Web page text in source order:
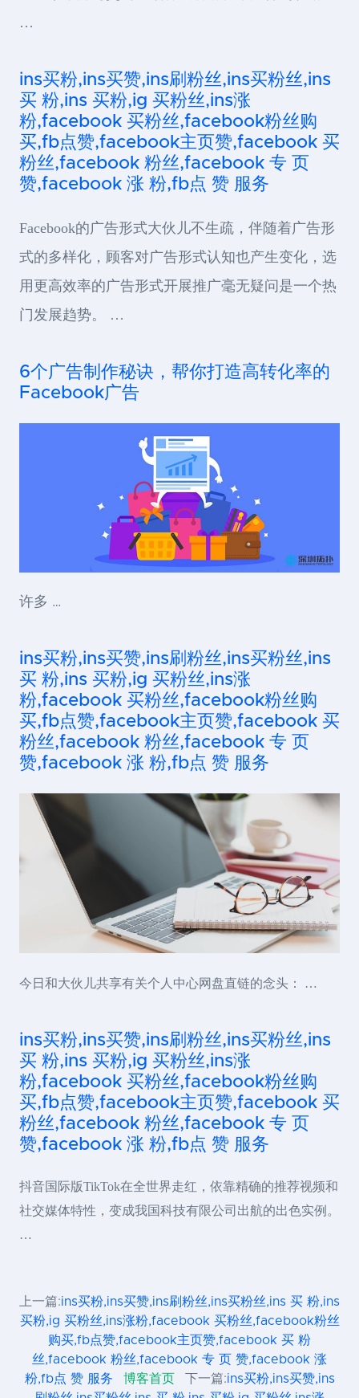
…
ins买粉,ins买赞,ins刷粉丝,ins买粉丝,ins
买 粉,ins 买粉,ig 买粉丝,ins涨
粉,facebook 买粉丝,facebook粉丝购
买,fb点赞,facebook主页赞,facebook 买
粉丝,facebook 粉丝,facebook 专 页
赞,facebook 涨 粉,fb点 赞 服务
Facebook的广告形式大伙儿不生疏，伴随着广告形
式的多样化，顾客对广告形式认知也产生变化，选
用更高效率的广告形式开展推广毫无疑问是一个热
门发展趋势。 …
6个广告制作秘诀，帮你打造高转化率的
Facebook广告
许多 …
ins买粉,ins买赞,ins刷粉丝,ins买粉丝,ins
买 粉,ins 买粉,ig 买粉丝,ins涨
粉,facebook 买粉丝,facebook粉丝购
买,fb点赞,facebook主页赞,facebook 买
粉丝,facebook 粉丝,facebook 专 页
赞,facebook 涨 粉,fb点 赞 服务
今日和大伙儿共享有关个人中心网盘直链的念头： …
ins买粉,ins买赞,ins刷粉丝,ins买粉丝,ins
买 粉,ins 买粉,ig 买粉丝,ins涨
粉,facebook 买粉丝,facebook粉丝购
买,fb点赞,facebook主页赞,facebook 买
粉丝,facebook 粉丝,facebook 专 页
赞,facebook 涨 粉,fb点 赞 服务
抖音国际版TikTok在全世界走红，依靠精确的推荐视频和
社交媒体特性，变成我国科技有限公司出航的出色实例。
…
上一篇:ins买粉,ins买赞,ins刷粉丝,ins买粉丝,ins 买 粉,ins
买粉,ig 买粉丝,ins涨粉,facebook 买粉丝,facebook粉丝
购买,fb点赞,facebook主页赞,facebook 买 粉
丝,facebook 粉丝,facebook 专 页 赞,facebook 涨
粉,fb点 赞 服务
博客首页 下一篇:ins买粉,ins买赞,ins